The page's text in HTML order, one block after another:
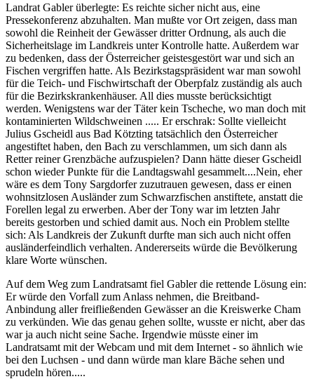
Landrat Gabler überlegte: Es reichte sicher nicht aus, eine
Pressekonferenz abzuhalten. Man mußte vor Ort zeigen, dass man
sowohl die Reinheit der Gewässer dritter Ordnung, als auch die
Sicherheitslage im Landkreis unter Kontrolle hatte. Außerdem war
zu bedenken, dass der Österreicher geistesgestört war und sich an
Fischen vergriffen hatte. Als Bezirkstagspräsident war man sowohl
für die Teich- und Fischwirtschaft der Oberpfalz zuständig als auch
für die Bezirkskrankenhäuser. All dies musste berücksichtigt
werden. Wenigstens war der Täter kein Tscheche, wo man doch mit
kontaminierten Wildschweinen ..... Er erschrak: Sollte vielleicht
Julius Gscheidl aus Bad Kötzting tatsächlich den Österreicher
angestiftet haben, den Bach zu verschlammen, um sich dann als
Retter reiner Grenzbäche aufzuspielen? Dann hätte dieser Gscheidl
schon wieder Punkte für die Landtagswahl gesammelt....Nein, eher
wäre es dem Tony Sargdorfer zuzutrauen gewesen, dass er einen
wohnsitzlosen Ausländer zum Schwarzfischen anstiftete, anstatt die
Forellen legal zu erwerben. Aber der Tony war im letzten Jahr
bereits gestorben und schied damit aus. Noch ein Problem stellte
sich: Als Landkreis der Zukunft durfte man sich auch nicht offen
ausländerfeindlich verhalten. Andererseits würde die Bevölkerung
klare Worte wünschen.
Auf dem Weg zum Landratsamt fiel Gabler die rettende Lösung ein:
Er würde den Vorfall zum Anlass nehmen, die Breitband-
Anbindung aller freifließenden Gewässer an die Kreiswerke Cham
zu verkünden. Wie das genau gehen sollte, wusste er nicht, aber das
war ja auch nicht seine Sache. Irgendwie müsste einer im
Landratsamt mit der Webcam und mit dem Internet - so ähnlich wie
bei den Luchsen - und dann würde man klare Bäche sehen und
sprudeln hören.....